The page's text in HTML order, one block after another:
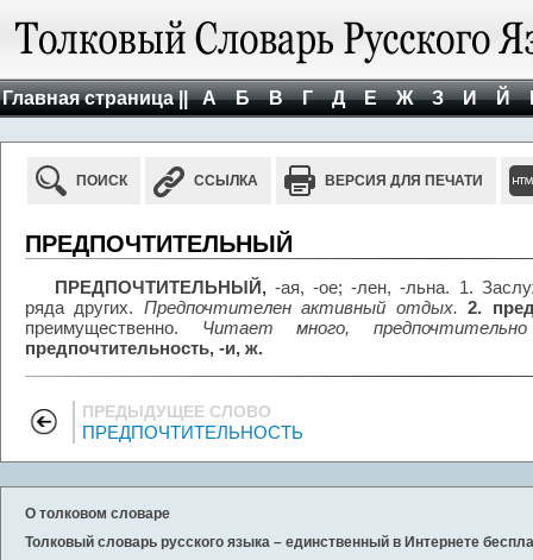
Главная страница || А Б В Г Д Е Ж З И Й
ПОИСК ССЫЛКА ВЕРСИЯ ДЛЯ ПЕЧАТИ
ПРЕДПОЧТИТЕЛЬНЫЙ
ПРЕДПОЧТИТЕЛЬНЫЙ, -ая, -ое; -лен, -льна. 1.
ряда других. Предпочтителен активный отдых. 2.
преимущественно. Читает много,
предпочтительность, -и, ж.
ПРЕДЫДУЩЕЕ СЛОВО
ПРЕДПОЧТИТЕЛЬНОСТЬ
О толковом словаре
Толковый словарь русского языка – единственный в Интернете